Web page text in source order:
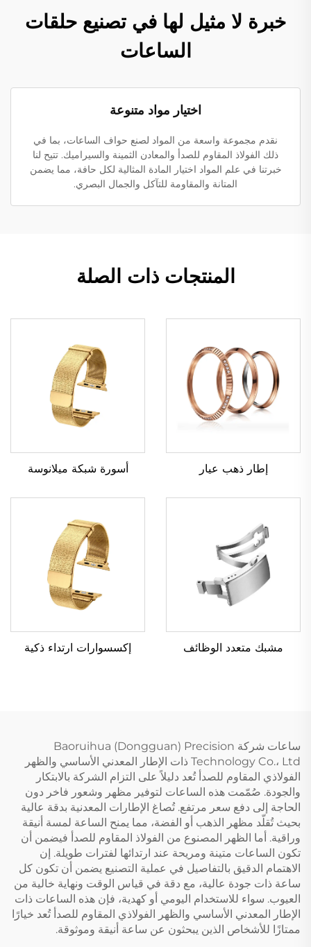
خبرة لا مثيل لها في تصنيع حلقات
الساعات
اختيار مواد متنوعة
نقدم مجموعة واسعة من المواد لصنع حواف الساعات، بما في
ذلك الفولاذ المقاوم للصدأ والمعادن الثمينة والسيراميك. تتيح لنا
خبرتنا في علم المواد اختيار المادة المثالية لكل حافة، مما يضمن
المتانة والمقاومة للتآكل والجمال البصري.
المنتجات ذات الصلة
إطار ذهب عيار أسورة شبكة ميلانوسة
مشبك متعدد الوظائف إكسسوارات ارتداء ذكية
ساعات شركة Baoruihua (Dongguan) Precision
Technology Co.، Ltd ذات الإطار المعدني الأساسي والظهر
الفولاذي المقاوم للصدأ تُعد دليلاً على التزام الشركة بالابتكار
والجودة. صُمّمت هذه الساعات لتوفير مظهر وشعور فاخر دون
الحاجة إلى دفع سعر مرتفع. تُصاغ الإطارات المعدنية بدقة عالية
بحيث تُقلّد مظهر الذهب أو الفضة، مما يمنح الساعة لمسة أنيقة
وراقية. أما الظهر المصنوع من الفولاذ المقاوم للصدأ فيضمن أن
تكون الساعات متينة ومريحة عند ارتدائها لفترات طويلة. إن
الاهتمام الدقيق بالتفاصيل في عملية التصنيع يضمن أن تكون كل
ساعة ذات جودة عالية، مع دقة في قياس الوقت ونهاية خالية من
العيوب. سواء للاستخدام اليومي أو كهدية، فإن هذه الساعات ذات
الإطار المعدني الأساسي والظهر الفولاذي المقاوم للصدأ تُعد خيارًا
ممتازًا للأشخاص الذين يبحثون عن ساعة أنيقة وموثوقة.